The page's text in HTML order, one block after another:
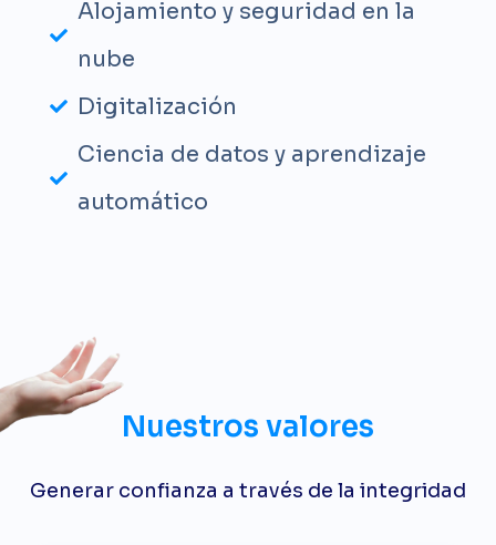
Alojamiento y seguridad en la
nube
Digitalización
Ciencia de datos y aprendizaje
automático
​​Nuestros valores
Generar confianza a través de la integridad